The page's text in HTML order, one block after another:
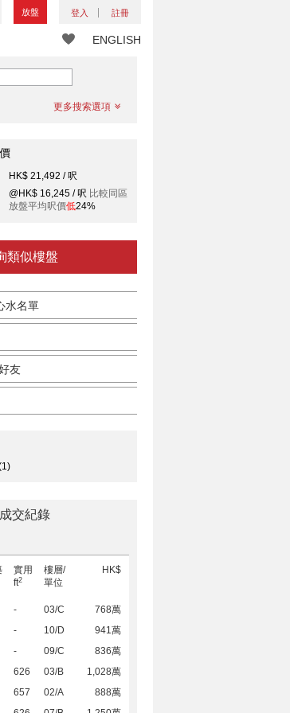
放盤 登入 註冊
ENGLISH
更多搜索選項
HK$ 21,492 / 呎
@HK$ 16,245 / 呎 比較同區
放盤平均呎價低24%
類似樓盤
水名單
友
交紀錄
實用
ft2
樓層/
單位
HK$
- 03/C
768萬
- 10/D
941萬
- 09/C
836萬
626 03/B
1,028萬
657 02/A
888萬